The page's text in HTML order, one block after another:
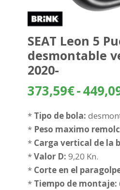
SEAT Leon 5
desmontable
2020-
373,59€-
* Tipo de bola:
* Peso maximo
* Carga vertical de la
*Valor D: 9,20 Kn.
* Corte en el
* Tiempo de montaje: